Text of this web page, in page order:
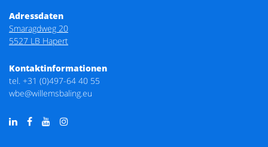
Adressdaten
Smaragdweg 20
5527 LB Hapert
Kontaktinformationen
tel. +31 (0)497-64 40 55
wbe@willemsbaling.eu